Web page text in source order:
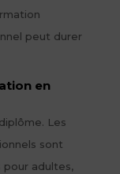
peut durer
en
Les
sont
adultes,